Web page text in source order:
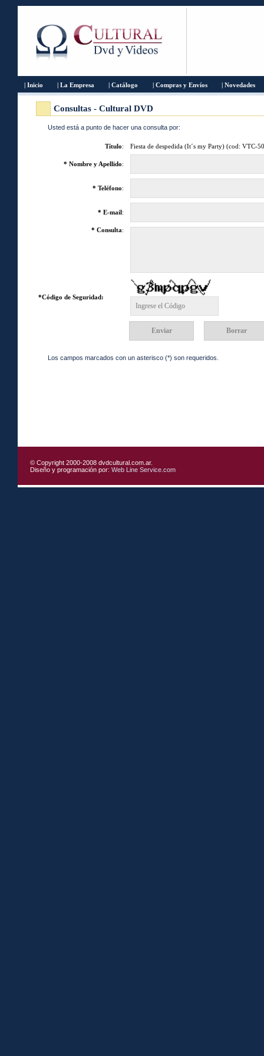
| Inicio | La Empresa | Catálogo | Compras y Envíos | Novedades
Consultas - Cultural DVD
Usted está a punto de hacer una consulta por:
Título: Fiesta de despedida (It´s my Party) (cod: VTC-
* Nombre y Apellido:
* Teléfono:
* E-mail :
* Consulta:
*Código de Seguridad:
Los campos marcados con un asterisco (*) son requeridos.
© Copyright 2000-2008 dvdcultural.com.ar.
Diseño y programación por:Web Line Service.com